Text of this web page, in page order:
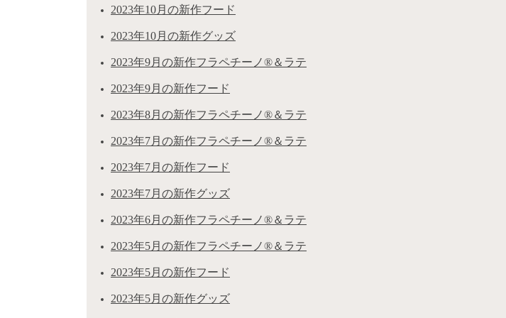
2023年10月の新作フード
2023年10月の新作グッズ
2023年9月の新作フラペチーノ®＆ラテ
2023年9月の新作フード
2023年8月の新作フラペチーノ®＆ラテ
2023年7月の新作フラペチーノ®＆ラテ
2023年7月の新作フード
2023年7月の新作グッズ
2023年6月の新作フラペチーノ®＆ラテ
2023年5月の新作フラペチーノ®＆ラテ
2023年5月の新作フード
2023年5月の新作グッズ